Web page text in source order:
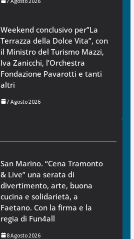
Weekend conclusivo per”La
Terrazza della Dolce Vita”, con
il Ministro del Turismo Mazzi,
Iva Zanicchi, l’Orchestra
Fondazione Pavarotti e tanti
altri
7 Agosto 2026
San Marino. “Cena Tramonto
& Live” una serata di
divertimento, arte, buona
cucina e solidarietà, a
Faetano. Con la firma e la
regia di Fun4all
8 Agosto 2026